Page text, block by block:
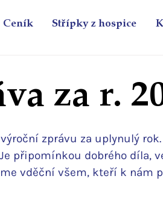
Ceník Střípky z hospice
za r.
zprávu za uplynulý rok.
připomínkou dobrého díla,
vděční všem, kteří k nám